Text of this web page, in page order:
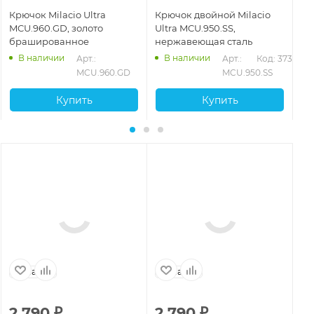
Крючок Milacio Ultra
MCU.960.GD, золото
брашированное
В наличии
Арт.:
MCU.960.GD
Купить
Крючок двойной Milacio
Ultra MCU.950.SS,
нержавеющая сталь
В наличии
Арт.:
MCU.950.SS
Код: 37396
Купить
Испания Испания